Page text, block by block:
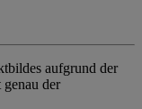
aufgrund der
der